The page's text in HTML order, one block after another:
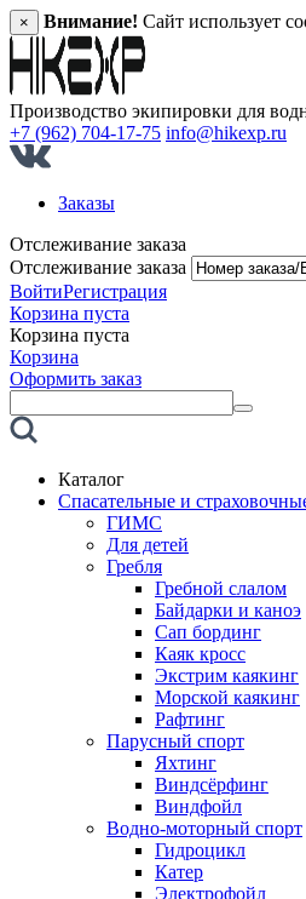
× Внимание! Сайт использует
Производство экипировки для
+7 (962) 704-17-75 info@hikexp.ru
Заказы
Отслеживание заказа
Отслеживание заказа
ВойтиРегистрация
Корзина пуста
Корзина пуста
Корзина
Оформить заказ
Каталог
Спасательные и
ГИМС
Для детей
Гребля
Гребной слалом
Байдарки и каноэ
Сап бординг
Каяк кросс
Экстрим каякинг
Морской каякинг
Рафтинг
Парусный спорт
Яхтинг
Виндсёрфинг
Виндфойл
Водно-моторный спорт
Гидроцикл
Катер
Электрофойл